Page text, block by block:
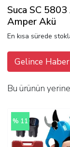
Suca SC
Amper Akü
En kısa sürede
Gelince
Bu ürünün
% 11